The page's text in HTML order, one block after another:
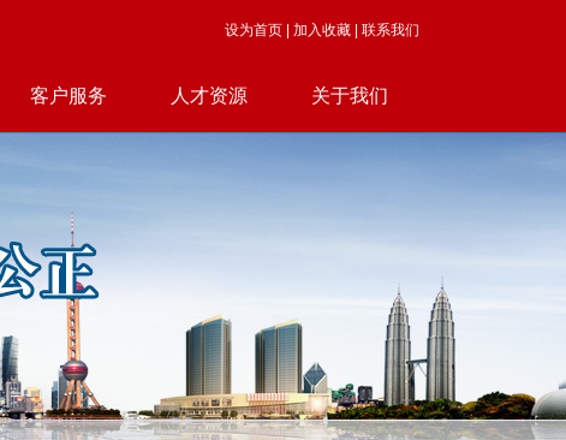
设为首页 加入收藏 联系我们
客户服务 人才资源 关于我们